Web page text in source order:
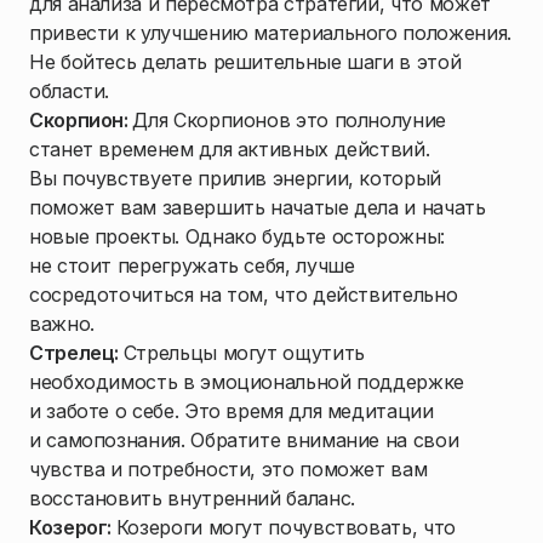
привести к улучшению материального положения.
Не бойтесь делать решительные шаги в этой
области.
Скорпион:Для Скорпионов это полнолуние
станет временем для активных действий.
Вы почувствуете прилив энергии, который
поможет вам завершить начатые дела и начать
новые проекты. Однако будьте осторожны:
не стоит перегружать себя, лучше
сосредоточиться на том, что действительно
важно.
Стрелец: Стрельцы могут ощутить
необходимость в эмоциональной поддержке
и заботе о себе. Это время для медитации
и самопознания. Обратите внимание на свои
чувства и потребности, это поможет вам
восстановить внутренний баланс.
Козерог: Козероги могут почувствовать, что